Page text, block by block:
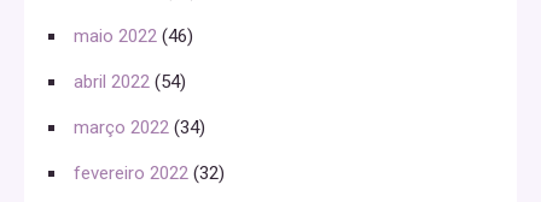
maio 2022 (46)
abril 2022 (54)
março 2022 (34)
fevereiro 2022 (32)